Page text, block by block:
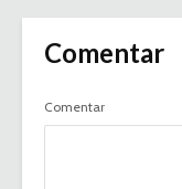
Comentar
Comentar